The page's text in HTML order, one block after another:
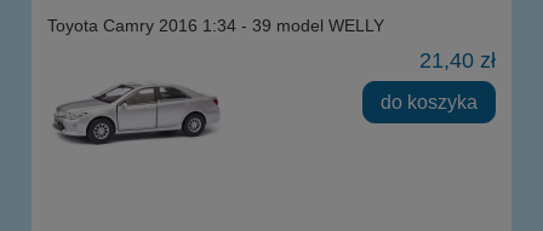
Toyota Camry 2016 1:34 - 39 model WELLY
21,40 zł
do koszyka